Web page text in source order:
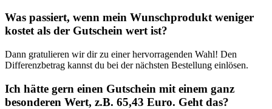
Was passiert, wenn mein Wunschprodukt weniger
kostet als der Gutschein wert ist?
Dann gratulieren wir dir zu einer hervorragenden Wahl! Den
Differenzbetrag kannst du bei der nächsten Bestellung einlösen.
Ich hätte gern einen Gutschein mit einem ganz
besonderen Wert, z.B. 65,43 Euro. Geht das?